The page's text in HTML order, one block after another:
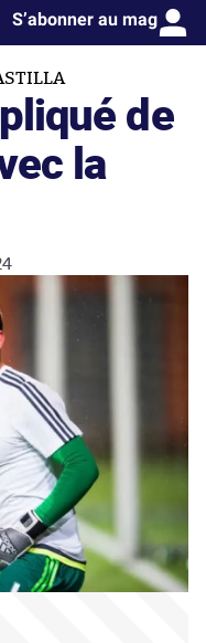
S’abonner au mag
de
la